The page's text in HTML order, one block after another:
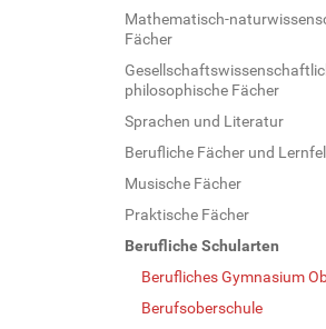
e
r
e
Mathematisch-
Fächer
philosophische Fächer
Sprachen und Literatur
Berufliche Fächer und
Musische Fächer
Praktische Fächer
Berufliche Schularten
Berufliches Gymnasium
Berufsoberschule